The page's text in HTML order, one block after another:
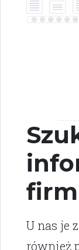
U nas je
również